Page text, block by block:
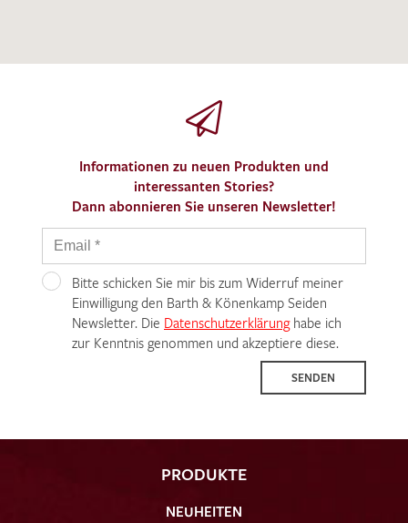
Informationen zu neuen Produkten und
interessanten Stories?
Dann abonnieren Sie unseren Newsletter!
Bitte schicken Sie mir bis zum Widerruf meiner
Einwilligung den Barth & Könenkamp Seiden
Newsletter. Die Datenschutzerklärunghabe ich
zur Kenntnis genommen und akzeptiere diese.
SENDEN
PRODUKTE
NEUHEITEN